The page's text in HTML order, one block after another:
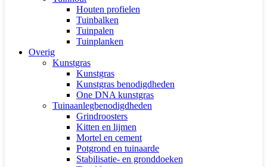
Houten profielen
Tuinbalken
Tuinpalen
Tuinplanken
Overig
Kunstgras
Kunstgras
Kunstgras benodigdheden
One DNA kunstgras
Tuinaanlegbenodigdheden
Grindroosters
Kitten en lijmen
Mortel en cement
Potgrond en tuinaarde
Stabilisatie- en gronddoeken